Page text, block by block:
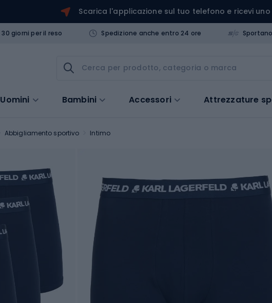
Scarica l'applicazione sul tuo telefono e ricevi uno
30 giorni per il reso Spedizione anche entro 24 ore
Uomini Bambini Accessori Attrezzature
Abbigliamento sportivo Intimo